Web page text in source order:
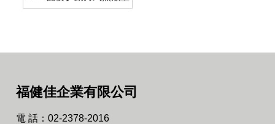
福健佳企業有限公司
電 話：02-2378-2016